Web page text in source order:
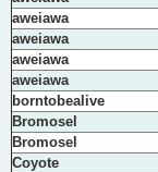
aweiawa
aweiawa
aweiawa
aweiawa
borntobealive
Bromosel
Bromosel
Coyote